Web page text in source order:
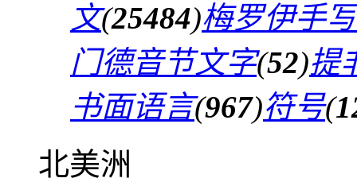
文(25484)梅罗伊手
门德音节文字(52)提
书面语言(967)符号(
北美洲